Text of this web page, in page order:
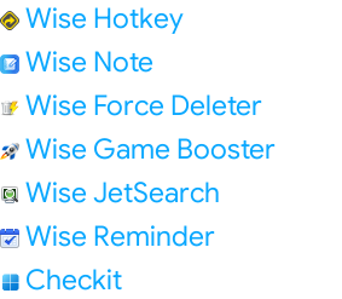
Wise Hotkey
Wise Note
Wise Force Deleter
Wise Game Booster
Wise JetSearch
Wise Reminder
Checkit